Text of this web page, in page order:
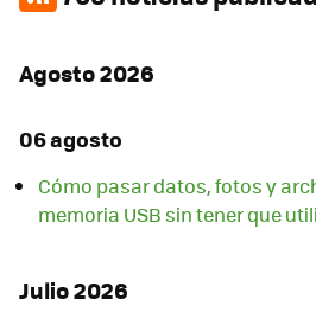
Agosto 2026
06 agosto
Cómo pasar datos, fotos y
memoria USB sin tener que
Julio 2026